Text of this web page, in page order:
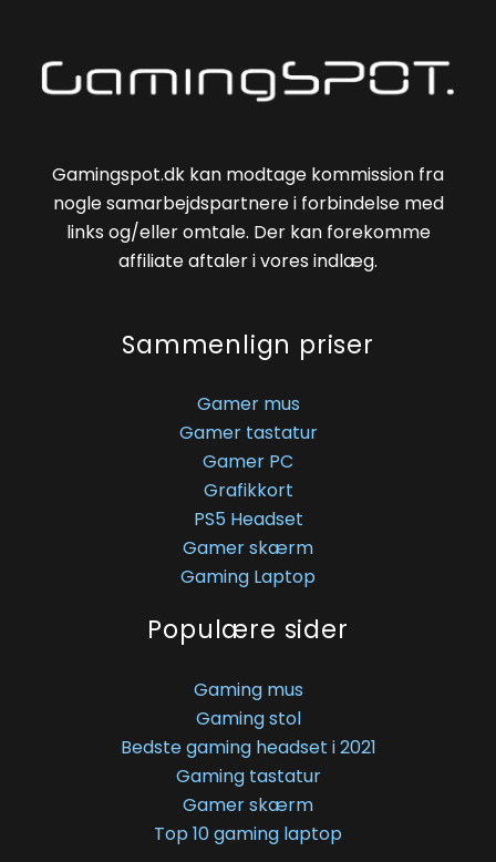
Gamingspot.dk kan modtage kommission fra
nogle samarbejdspartnere i forbindelse med
links og/eller omtale. Der kan forekomme
affiliate aftaler i vores indlæg.
Sammenlign priser
Gamer mus
Gamer tastatur
Gamer PC
Grafikkort
PS5 Headset
Gamer skærm
Gaming Laptop
Populære sider
Gaming mus
Gaming stol
Bedste gaming headset i 2021
Gaming tastatur
Gamer skærm
Top 10 gaming laptop